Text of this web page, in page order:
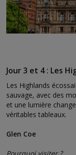
Jour 3 et 4 : Les
Les Highlands
sauvage, avec des
et une lumière
véritables tableaux.
Glen Coe